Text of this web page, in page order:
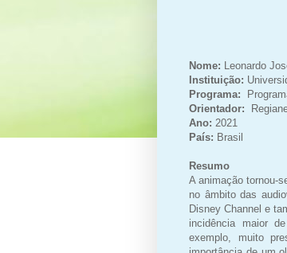
Nome: Leonardo
Instituição:
Programa:
Orientador:
Ano: 2021
País: Brasil
Resumo
A animação tornou-
no âmbito das
Disney Channel e
incidência maior
exemplo, muito